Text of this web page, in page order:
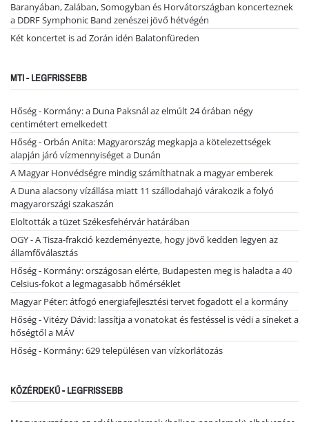
Baranyában, Zalában, Somogyban és Horvátországban koncerteznek
a DDRF Symphonic Band zenészei jövő hétvégén
Két koncertet is ad Zorán idén Balatonfüreden
MTI - LEGFRISSEBB
Hőség - Kormány: a Duna Paksnál az elmúlt 24 órában négy
centimétert emelkedett
Hőség - Orbán Anita: Magyarország megkapja a kötelezettségek
alapján járó vízmennyiséget a Dunán
A Magyar Honvédségre mindig számíthatnak a magyar emberek
A Duna alacsony vízállása miatt 11 szállodahajó várakozik a folyó
magyarországi szakaszán
Eloltották a tüzet Székesfehérvár határában
OGY - A Tisza-frakció kezdeményezte, hogy jövő kedden legyen az
államfőválasztás
Hőség - Kormány: országosan elérte, Budapesten meg is haladta a 40
Celsius-fokot a legmagasabb hőmérséklet
Magyar Péter: átfogó energiafejlesztési tervet fogadott el a kormány
Hőség - Vitézy Dávid: lassítja a vonatokat és festéssel is védi a síneket a
hőségtől a MÁV
Hőség - Kormány: 629 településen van vízkorlátozás
KÖZÉRDEKŰ - LEGFRISSEBB